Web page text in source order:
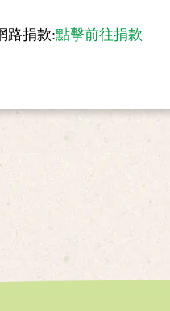
路捐款:點擊前往捐款